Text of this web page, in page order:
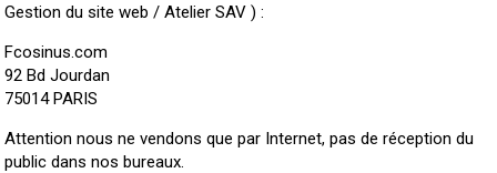
Gestion du site web / Atelier SAV ) :
Fcosinus.com
92 Bd Jourdan
75014 PARIS
Attention nous ne vendons que par Internet, pas de réception du
public dans nos bureaux.